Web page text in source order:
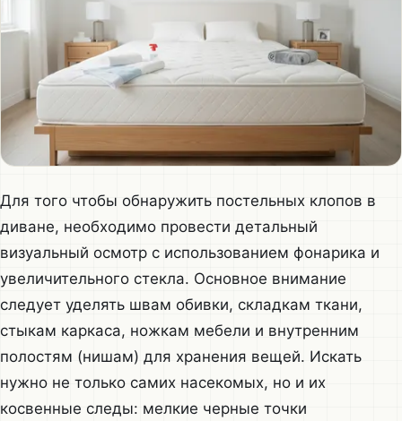
Для того чтобы обнаружить постельных клопов в
диване, необходимо провести детальный
визуальный осмотр с использованием фонарика и
увеличительного стекла. Основное внимание
следует уделять швам обивки, складкам ткани,
стыкам каркаса, ножкам мебели и внутренним
полостям (нишам) для хранения вещей. Искать
нужно не только самих насекомых, но и их
косвенные следы: мелкие черные точки